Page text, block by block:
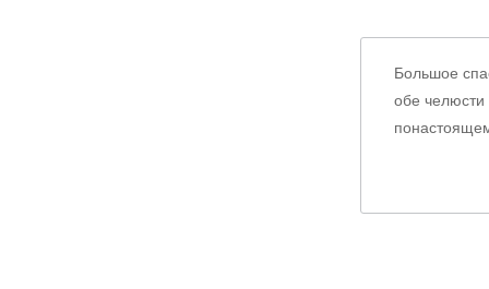
Большое
обе челюсти